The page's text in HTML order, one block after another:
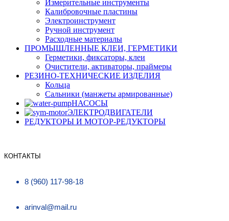
Измерительные инструменты
Калибровочные пластины
Электроинструмент
Ручной инструмент
Расходные материалы
ПРОМЫШЛЕННЫЕ КЛЕИ, ГЕРМЕТИКИ
Герметики, фиксаторы, клеи
Очистители, активаторы, праймеры
РЕЗИНО-ТЕХНИЧЕСКИЕ ИЗДЕЛИЯ
Кольца
Сальники (манжеты армированные)
НАСОСЫ
ЭЛЕКТРОДВИГАТЕЛИ
РЕДУКТОРЫ И МОТОР-РЕДУКТОРЫ
КОНТАКТЫ
8 (960) 117-98-18
arinval@mail.ru